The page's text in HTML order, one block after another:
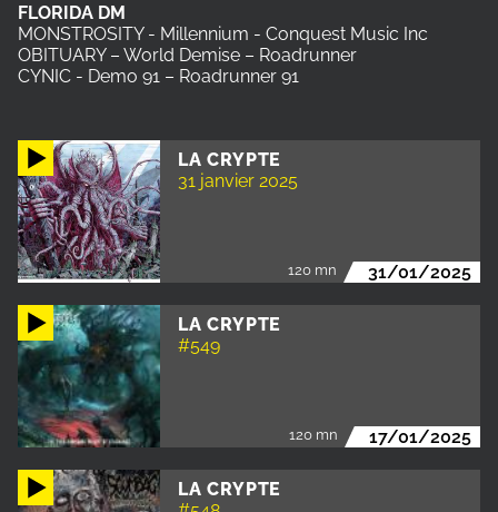
LA CRYPTE
31 janvier 2025
120 mn 31/01/2025
LA CRYPTE
#549
120 mn 17/01/2025
LA CRYPTE
FLORIDA DM
MONSTROSITY - Millennium - Conquest Music Inc
OBITUARY – World Demise – Roadrunner
CYNIC - Demo 91 – Roadrunner 91